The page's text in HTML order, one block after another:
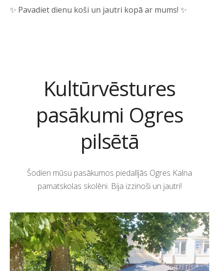
✨ Pavadiet dienu koši un jautri kopā ar mums! ✨
Kultūrvēstures
pasākumi Ogres
pilsētā
Šodien mūsu pasākumos piedalījās Ogres Kalna
pamatskolas skolēni. Bija izzinoši un jautri!